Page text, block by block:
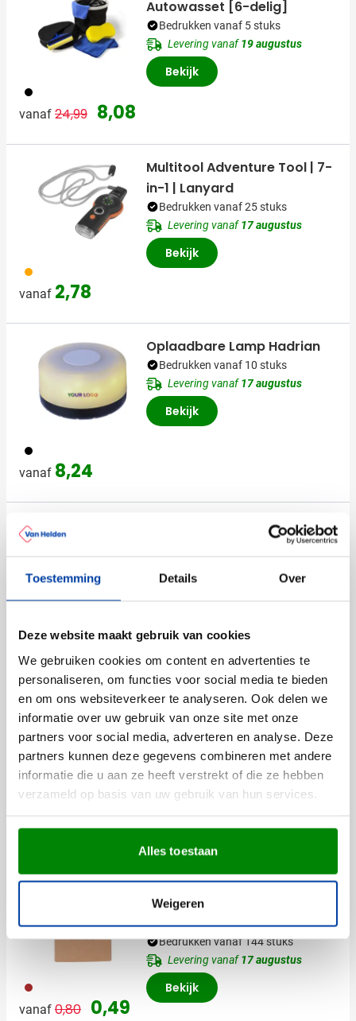
Toestemming Details Over
Deze website maakt gebruik van cookies
We gebruiken cookies om content en advertenties te
personaliseren, om functies voor social media te bieden
en om ons websiteverkeer te analyseren. Ook delen we
informatie over uw gebruik van onze site met onze
partners voor social media, adverteren en analyse. Deze
partners kunnen deze gegevens combineren met andere
informatie die u aan ze heeft verstrekt of die ze hebben
verzameld op basis van uw gebruik van hun services.
Alles toestaan
Weigeren
001
vanaf Normale prijs
24,99 Speciale prijs
8,08
Autowasset [6-delig]
Bedrukken vanaf 5 stuks
Levering vanaf19 augustus
Bekijk
007
vanaf 2,78
Multitool Adventure Tool | 7-
in-1 | Lanyard
Bedrukken vanaf 25 stuks
Levering vanaf17 augustus
Bekijk
001
vanaf 8,24
Oplaadbare Lamp Hadrian
Bedrukken vanaf 10 stuks
Levering vanaf17 augustus
Bekijk
3,88
Levering vanaf
19 augustus
vanaf 9,38
Verrekijker Travel
Bedrukken vanaf 10 stuks
Levering vanaf17 augustus
Bekijk
011
vanaf Normale prijs
0,80 Speciale prijs
0,49
Aanbieding
Stoepkrijt Artsy | 4 kleuren |
In kartonnen doosje
Bedrukken vanaf 144 stuks
Levering vanaf17 augustus
Bekijk